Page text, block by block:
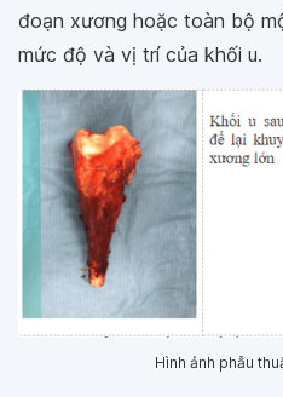
đoạn xương hoặc toàn bộ
mức độ và vị trí của khối u.
Hình ảnh phẫu